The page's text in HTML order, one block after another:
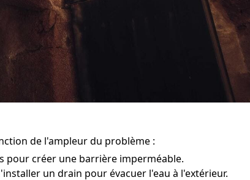
de l'ampleur du problème :
pour créer une barrière imperméable.
un drain pour évacuer l'eau à l'extérieur.